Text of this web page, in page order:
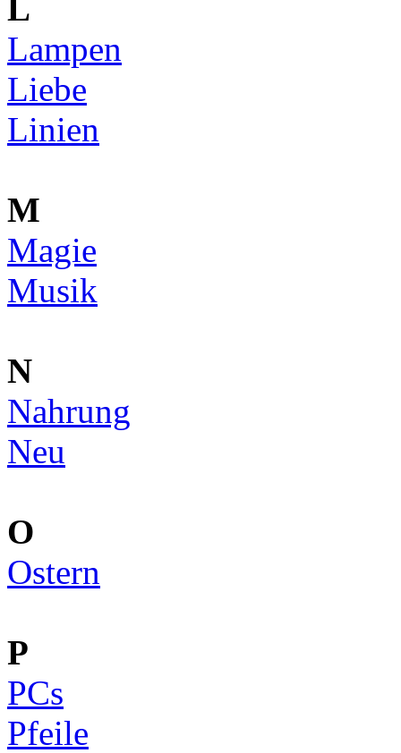
L
Lampen
Liebe
Linien
M
Magie
Musik
N
Nahrung
Neu
O
Ostern
P
PCs
Pfeile